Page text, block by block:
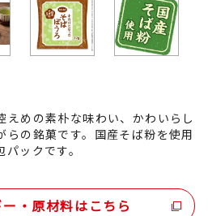
えめの素朴な味わい、かわいらし
らの銘菓です。国産そば粉を使用
ックです。
・原材料はこちら